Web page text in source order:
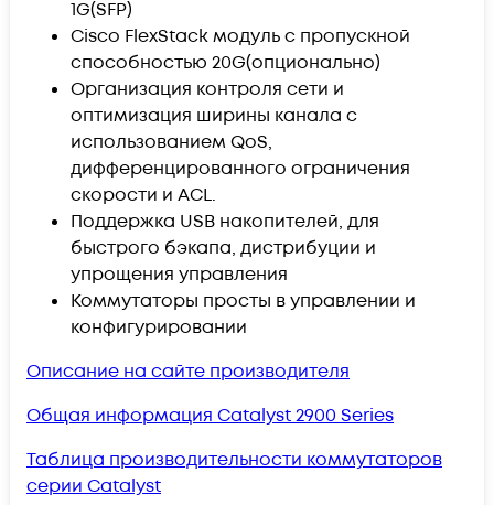
1G(SFP)
Cisco FlexStack модуль с пропускной
способностью 20G(опционально)
Организация контроля сети и
оптимизация ширины канала с
использованием QoS,
дифференцированного ограничения
скорости и ACL.
Поддержка USB накопителей, для
быстрого бэкапа, дистрибуции и
упрощения управления
Коммутаторы просты в управлении и
конфигурировании
Описание на сайте производителя
Общая информация Catalyst 2900 Series
Таблица производительности коммутаторов
серии Catalyst